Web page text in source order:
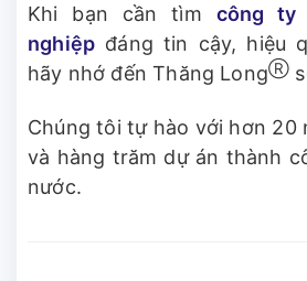
Khi bạn cần tìm công ty
nghiệp đáng tin cậy, hiệu
hãy nhớ đến Thăng LongⓇ
Chúng tôi tự hào với hơn 20
và hàng trăm dự án thành
nước.